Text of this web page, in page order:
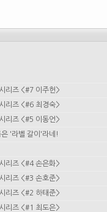
리즈 <#7 이주헌>
리즈 <#6 최경숙>
리즈 <#5 이동언>
'라벨 갈이'라네!
리즈 <#4 손은화>
리즈 <#3 손호준>
리즈 <#2 하태준>
리즈 <#1 최도은>